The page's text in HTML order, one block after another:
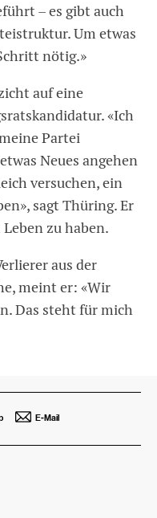
– es gibt auch
Um etwas
nötig.»
auf eine
«Ich
Partei
Neues angehen
versuchen, ein
sagt Thüring. Er
zu haben.
aus der
meint er: «Wir
Das steht für mich
E-Mail